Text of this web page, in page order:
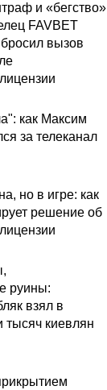
и «бегство»
FAVBET
вызов
как Максим
за телеканал
но в игре: как
решение об
руины:
взял в
тысяч киевлян